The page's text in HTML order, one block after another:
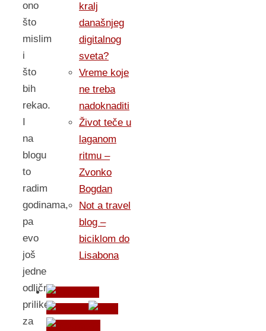
ono
što
mislim
i
što
bih
rekao.
I
na
blogu
to
radim
godinama,
pa
evo
još
jedne
odlične
prilike
za
kralj
današnjeg
digitalnog
sveta?
Vreme koje
ne treba
nadoknaditi
Život teče u
laganom
ritmu –
Zvonko
Bogdan
Not a travel
blog –
biciklom do
Lisabona